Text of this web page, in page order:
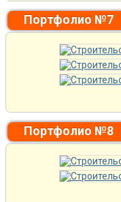
Портфолио №7
Портфолио №8